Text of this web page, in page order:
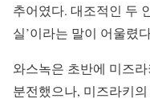
추어였다. 대조적인 두
실’이라는 말이 어울렸
와스녹은 초반에 미즈
분전했으나, 미즈라키